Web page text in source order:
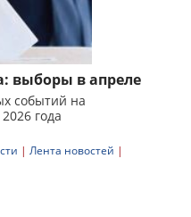
выборы в апреле
событий на
года
| Лента новостей |